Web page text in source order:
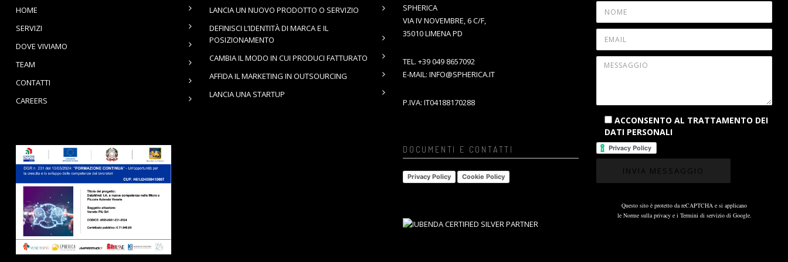
HOME
SERVIZI
DOVE VIVIAMO
TEAM
CONTATTI
CAREERS
LANCIA UN NUOVO PRODOTTO O SERVIZIO
DEFINISCI L’IDENTITÀ DI MARCA E IL
POSIZIONAMENTO
CAMBIA IL MODO IN CUI PRODUCI FATTURATO
AFFIDA IL MARKETING IN OUTSOURCING
LANCIA UNA STARTUP
SPHERICA
VIA IV NOVEMBRE, 6 C/F,
35010 LIMENA PD
TEL. +39 049 8657092
E-MAIL: INFO@SPHERICA.IT
P.IVA: IT04188170288
DOCUMENTI E CONTATTI
Privacy Policy Cookie Policy
ACCONSENTO AL TRATTAMENTO DEI
DATI PERSONALI
Questo sito è protetto da reCAPTCHA e si applicano
le Norme sulla privacye i Termini di serviziodi Google.